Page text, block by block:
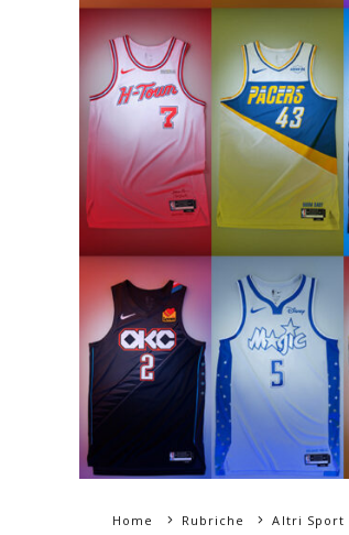
Home Rubriche Altri Sport